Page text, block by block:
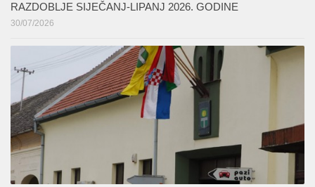
RAZDOBLJE SIJEČANJ-LIPANJ 2026. GODINE
30/07/2026